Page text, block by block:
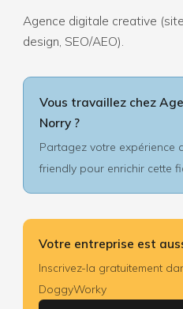
Agence digitale creative
design, SEO/AEO).
Vous travaillez chez
Norry ?
Partagez votre expérience
friendly pour enrichir cette
Votre entreprise est
Inscrivez-la gratuitement
DoggyWorky